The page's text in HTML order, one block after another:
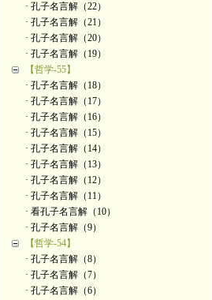
· 孔子名言解（22）
· 孔子名言解（21）
· 孔子名言解（20）
· 孔子名言解（19）
【哲学-55】
· 孔子名言解（18）
· 孔子名言解（17）
· 孔子名言解（16）
· 孔子名言解（15）
· 孔子名言解（14）
· 孔子名言解（13）
· 孔子名言解（12）
· 孔子名言解（11）
· 看孔子名言解（10）
· 孔子名言解（9）
【哲学-54】
· 孔子名言解（8）
· 孔子名言解（7）
· 孔子名言解（6）